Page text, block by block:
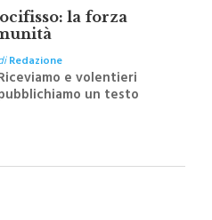
la forza
Redazione
e volentieri
un testo
del Santissimo